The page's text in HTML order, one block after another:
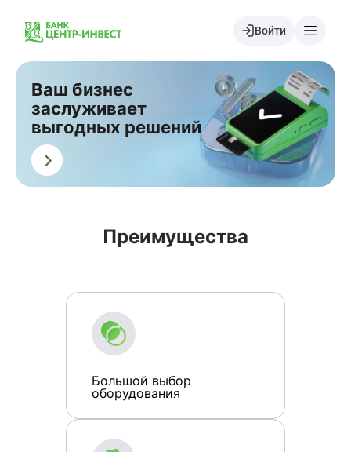
Войти
Ваш бизнес
заслуживает
выгодных решений
Подать заявку
Преимущества
Большой выбор
оборудования